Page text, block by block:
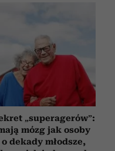
„superagerów”:
mózg jak osoby
o dekady młodsze,